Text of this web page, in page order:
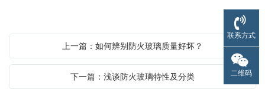
上一篇：如何辨别防火玻璃质量好坏？
下一篇：浅谈防火玻璃特性及分类
联系方式
二维码